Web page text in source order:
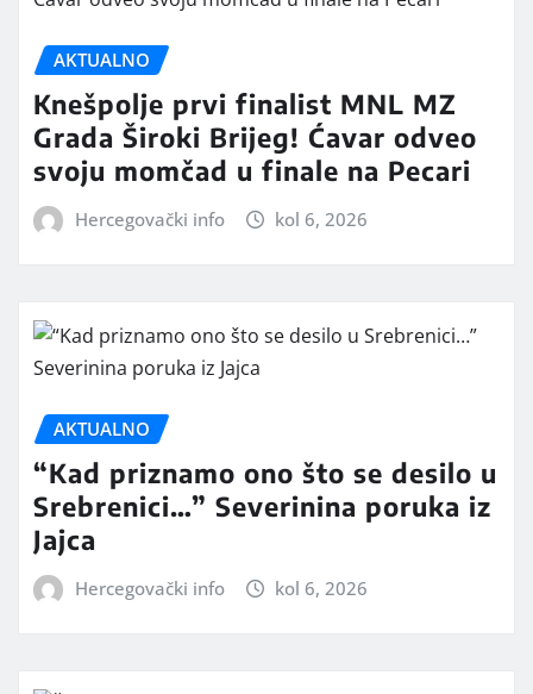
AKTUALNO
Knešpolje prvi finalist MNL MZ
Grada Široki Brijeg! Ćavar odveo
svoju momčad u finale na Pecari
Hercegovački info kol 6, 2026
AKTUALNO
“Kad priznamo ono što se desilo u
Srebrenici…” Severinina poruka iz
Jajca
Hercegovački info kol 6, 2026